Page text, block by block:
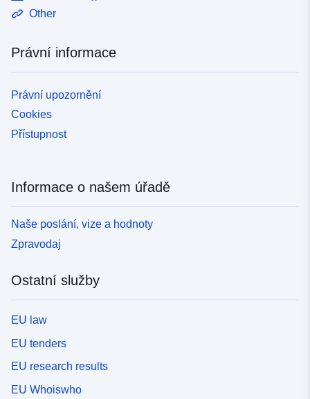
jedné straně a ekologii a udržitelný rozvoj na straně
Other
Právní informace
Právní upozornění
Cookies
Přístupnost
Informace o našem úřadě
Naše poslání, vize a hodnoty
Zpravodaj
Ostatní služby
EU law
EU tenders
EU research results
EU Whoiswho